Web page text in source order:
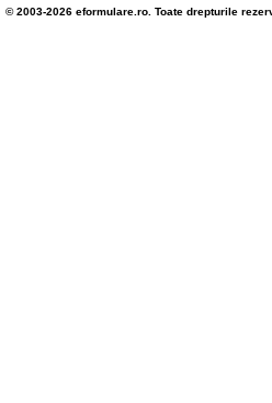
© 2003-2026 eformulare.ro. Toate drepturile